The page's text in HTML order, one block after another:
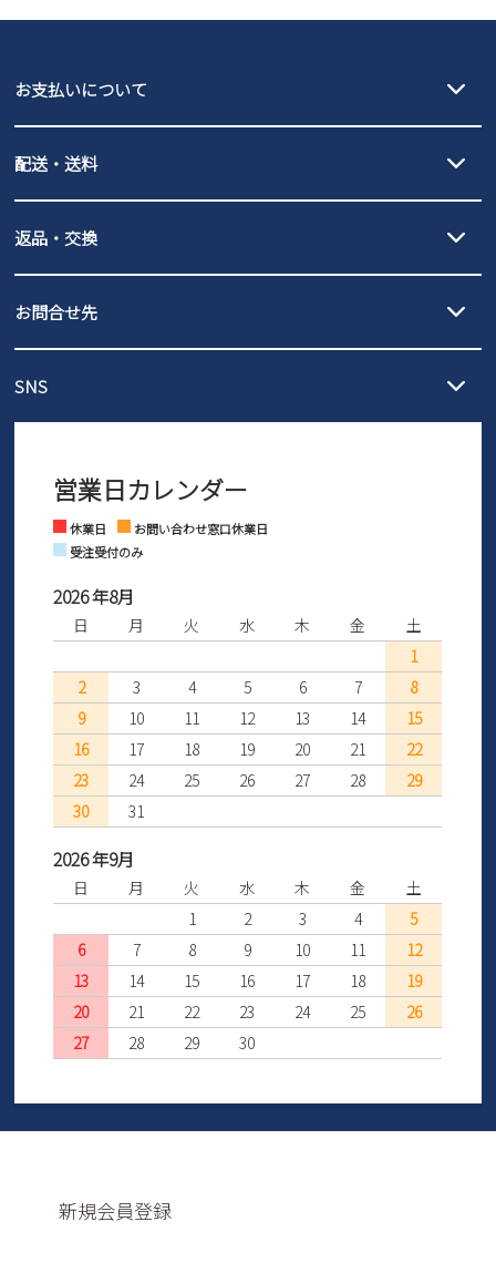
GAP
瞬足
お支払いについて
PayPay（オンライン決済）、代金引換のご利用が可能です。
配送・送料
北海道・本州・四国・九州…550円
3,980円（税込）以上お買い上げで送料無料
発送日・送料詳細については
ご利用ください。
全国一律…220円（税込）
発送日・送料詳細についてはご利用ガイドを
ご利用ください。
返品・交換
の片道無料サービスを実施中！
ントとしても安心してご利用いただけるよう、サイズ交換の受付期
さい。
お問合せ先
営業時間：11時～17時
※土日祝はお問い合わせ窓口休業日となります。
SNS
Facebook Instagram
営業日カレンダー
休業日
お問い合わせ窓口休業日
受注受付のみ
2026 年8月
日 月 火 水 木 金
土
1
2
3 4 5 6 7
8
9
10 11 12 13 14
15
16
17 18 19 20 21
22
23
24 25 26 27 28
29
30
31
2026 年9月
日 月 火 水 木 金
土
1
2 3 4
5
6
7 8 9 10 11
12
13
14 15 16 17 18
19
20
21 22 23 24 25
26
27
28 29 30
新規会員登録